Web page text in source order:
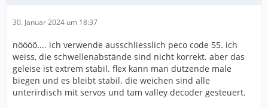
30. Januar 2024 um 18:37
nöööö.... ich verwende ausschliesslich peco code 55. ich
weiss, die schwellenabstände sind nicht korrekt. aber das
geleise ist extrem stabil. flex kann man dutzende male
biegen und es bleibt stabil. die weichen sind alle
unterirdisch mit servos und tam valley decoder gesteuert.